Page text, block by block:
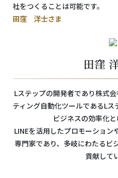
社をつくることは可能です。
田窪 洋士さま
田窪
Lステップの開発者であり株式
ティング自動化ツールであるL
ビジネスの効率化と
LINEを活用したプロモーション
専門家であり、多岐にわたるビ
貢献して